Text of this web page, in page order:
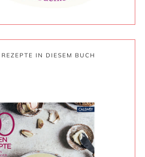
IN DIESEM BUCH